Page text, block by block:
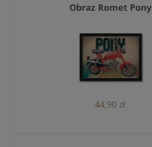
Obraz Romet Pony
44,90 zł